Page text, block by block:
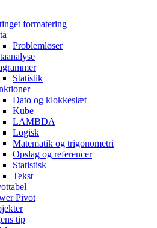
formatering
Problemløser
Statistik
Dato og klokkeslæt
Kube
LAMBDA
Logisk
Matematik og trigonometri
Opslag og referencer
Statistisk
Tekst
Pivot
tip